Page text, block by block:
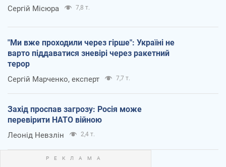
Сергій Місюра 7,8 т.
"Ми вже проходили через гірше": Україні не
варто піддаватися зневірі через ракетний
терор
Сергій Марченко, експерт 7,7 т.
Захід проспав загрозу: Росія може
перевірити НАТО війною
Леонід Невзлін 2,4 т.